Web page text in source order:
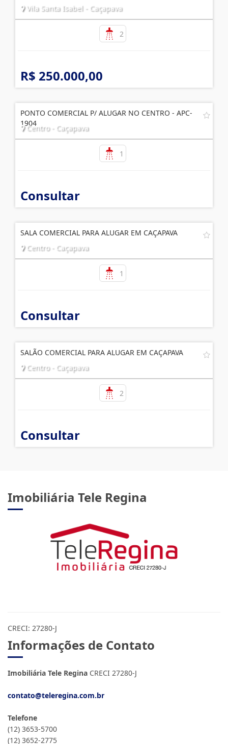
Vila Santa Isabel - Caçapava
2
R$ 250.000,00
PONTO COMERCIAL P/ ALUGAR NO CENTRO - APC-
1904
Centro - Caçapava
1
Consultar
SALA COMERCIAL PARA ALUGAR EM CAÇAPAVA
Centro - Caçapava
1
Consultar
SALÃO COMERCIAL PARA ALUGAR EM CAÇAPAVA
Centro - Caçapava
2
Consultar
Imobiliária Tele Regina
CRECI: 27280-J
Informações de Contato
Imobiliária Tele Regina CRECI 27280-J
contato@teleregina.com.br
Telefone
(12) 3653-5700
(12) 3652-2775